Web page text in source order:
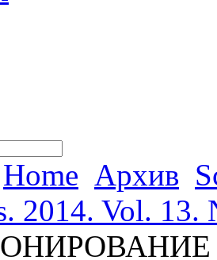
Home Архив
2014. Vol. 13.